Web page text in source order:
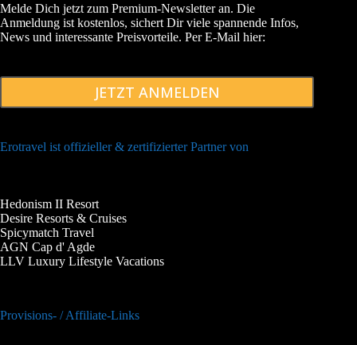
Melde Dich jetzt zum Premium-Newsletter an. Die
Anmeldung ist kostenlos, sichert Dir viele spannende Infos,
News und interessante Preisvorteile. Per E-Mail hier:
JETZT ANMELDEN
Erotravel ist offizieller & zertifizierter Partner von
Hedonism II Resort
Desire Resorts & Cruises
Spicymatch Travel
AGN Cap d' Agde
LLV Luxury Lifestyle Vacations
Provisions- / Affiliate-Links